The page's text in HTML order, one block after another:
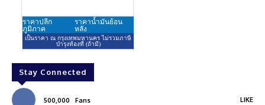
Stay Connected
500,000 Fans LIKE